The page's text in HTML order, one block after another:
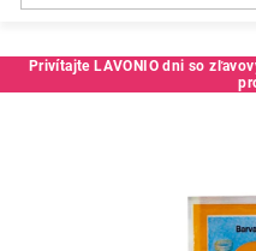
Privítajte LAVONIO dni so